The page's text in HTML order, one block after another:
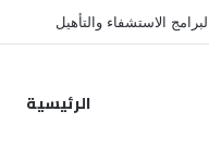
الاستشفاء والتأهيل
الرئيسية